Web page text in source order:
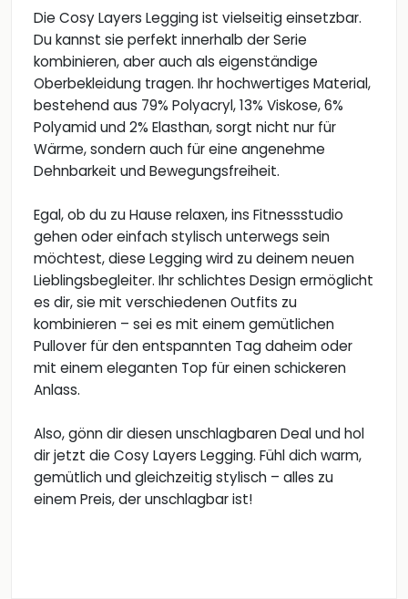
Die Cosy Layers Legging ist vielseitig einsetzbar.
Du kannst sie perfekt innerhalb der Serie
kombinieren, aber auch als eigenständige
Oberbekleidung tragen. Ihr hochwertiges Material,
bestehend aus 79% Polyacryl, 13% Viskose, 6%
Polyamid und 2% Elasthan, sorgt nicht nur für
Wärme, sondern auch für eine angenehme
Dehnbarkeit und Bewegungsfreiheit.
Egal, ob du zu Hause relaxen, ins Fitnessstudio
gehen oder einfach stylisch unterwegs sein
möchtest, diese Legging wird zu deinem neuen
Lieblingsbegleiter. Ihr schlichtes Design ermöglicht
es dir, sie mit verschiedenen Outfits zu
kombinieren – sei es mit einem gemütlichen
Pullover für den entspannten Tag daheim oder
mit einem eleganten Top für einen schickeren
Anlass.
Also, gönn dir diesen unschlagbaren Deal und hol
dir jetzt die Cosy Layers Legging. Fühl dich warm,
gemütlich und gleichzeitig stylisch – alles zu
einem Preis, der unschlagbar ist!